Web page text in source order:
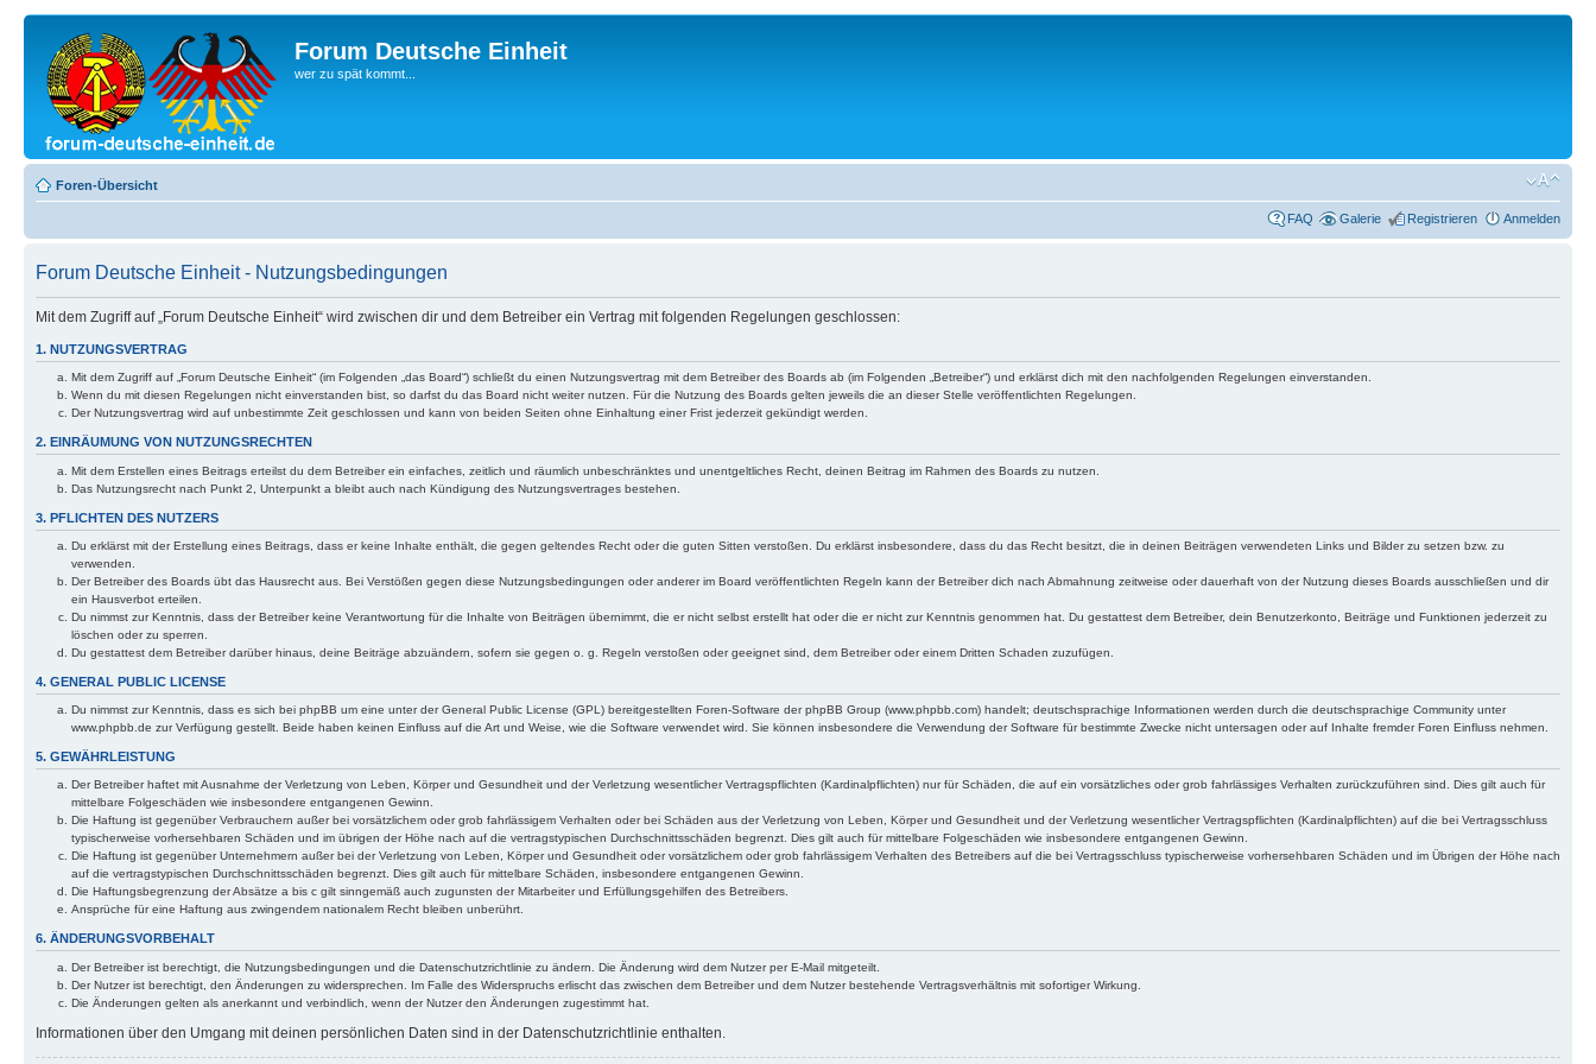
Forum Deutsche Einheit
wer zu spät kommt...
Foren-Übersicht
FAQ Galerie Registrieren Anmelden
Forum Deutsche Einheit - Nutzungsbedingungen
Mit dem Zugriff auf „Forum Deutsche Einheit“ wird zwischen dir und dem Betreiber ein Vertrag mit folgenden Regelungen geschlossen:
1. NUTZUNGSVERTRAG
Mit dem Zugriff auf „Forum Deutsche Einheit“ (im Folgenden „das Board“) schließt du einen Nutzungsvertrag mit dem Betreiber des Boards ab (im Folgenden „Betreiber“) und erklärst dich mit den nachfolgenden Regelungen einverstanden.
Wenn du mit diesen Regelungen nicht einverstanden bist, so darfst du das Board nicht weiter nutzen. Für die Nutzung des Boards gelten jeweils die an dieser Stelle veröffentlichten Regelungen.
Der Nutzungsvertrag wird auf unbestimmte Zeit geschlossen und kann von beiden Seiten ohne Einhaltung einer Frist jederzeit gekündigt werden.
2. EINRÄUMUNG VON NUTZUNGSRECHTEN
Mit dem Erstellen eines Beitrags erteilst du dem Betreiber ein einfaches, zeitlich und räumlich unbeschränktes und unentgeltliches Recht, deinen Beitrag im Rahmen des Boards zu nutzen.
Das Nutzungsrecht nach Punkt 2, Unterpunkt a bleibt auch nach Kündigung des Nutzungsvertrages bestehen.
3. PFLICHTEN DES NUTZERS
Du erklärst mit der Erstellung eines Beitrags, dass er keine Inhalte enthält, die gegen geltendes Recht oder die guten Sitten verstoßen. Du erklärst insbesondere, dass du das Recht besitzt, die in deinen Beiträgen verwendeten Links und Bilder zu setzen bzw. zu
verwenden.
Der Betreiber des Boards übt das Hausrecht aus. Bei Verstößen gegen diese Nutzungsbedingungen oder anderer im Board veröffentlichten Regeln kann der Betreiber dich nach Abmahnung zeitweise oder dauerhaft von der Nutzung dieses Boards ausschließen und dir
ein Hausverbot erteilen.
Du nimmst zur Kenntnis, dass der Betreiber keine Verantwortung für die Inhalte von Beiträgen übernimmt, die er nicht selbst erstellt hat oder die er nicht zur Kenntnis genommen hat. Du gestattest dem Betreiber, dein Benutzerkonto, Beiträge und Funktionen jederzeit zu
löschen oder zu sperren.
Du gestattest dem Betreiber darüber hinaus, deine Beiträge abzuändern, sofern sie gegen o. g. Regeln verstoßen oder geeignet sind, dem Betreiber oder einem Dritten Schaden zuzufügen.
4. GENERAL PUBLIC LICENSE
Du nimmst zur Kenntnis, dass es sich bei phpBB um eine unter der General Public License (GPL) bereitgestellten Foren-Software der phpBB Group (www.phpbb.com) handelt; deutschsprachige Informationen werden durch die deutschsprachige Community unter
www.phpbb.de zur Verfügung gestellt. Beide haben keinen Einfluss auf die Art und Weise, wie die Software verwendet wird. Sie können insbesondere die Verwendung der Software für bestimmte Zwecke nicht untersagen oder auf Inhalte fremder Foren Einfluss nehmen.
5. GEWÄHRLEISTUNG
Der Betreiber haftet mit Ausnahme der Verletzung von Leben, Körper und Gesundheit und der Verletzung wesentlicher Vertragspflichten (Kardinalpflichten) nur für Schäden, die auf ein vorsätzliches oder grob fahrlässiges Verhalten zurückzuführen sind. Dies gilt auch für
mittelbare Folgeschäden wie insbesondere entgangenen Gewinn.
Die Haftung ist gegenüber Verbrauchern außer bei vorsätzlichem oder grob fahrlässigem Verhalten oder bei Schäden aus der Verletzung von Leben, Körper und Gesundheit und der Verletzung wesentlicher Vertragspflichten (Kardinalpflichten) auf die bei Vertragsschluss
typischerweise vorhersehbaren Schäden und im übrigen der Höhe nach auf die vertragstypischen Durchschnittsschäden begrenzt. Dies gilt auch für mittelbare Folgeschäden wie insbesondere entgangenen Gewinn.
Die Haftung ist gegenüber Unternehmern außer bei der Verletzung von Leben, Körper und Gesundheit oder vorsätzlichem oder grob fahrlässigem Verhalten des Betreibers auf die bei Vertragsschluss typischerweise vorhersehbaren Schäden und im Übrigen der Höhe nach
auf die vertragstypischen Durchschnittsschäden begrenzt. Dies gilt auch für mittelbare Schäden, insbesondere entgangenen Gewinn.
Die Haftungsbegrenzung der Absätze a bis c gilt sinngemäß auch zugunsten der Mitarbeiter und Erfüllungsgehilfen des Betreibers.
Ansprüche für eine Haftung aus zwingendem nationalem Recht bleiben unberührt.
6. ÄNDERUNGSVORBEHALT
Der Betreiber ist berechtigt, die Nutzungsbedingungen und die Datenschutzrichtlinie zu ändern. Die Änderung wird dem Nutzer per E-Mail mitgeteilt.
Der Nutzer ist berechtigt, den Änderungen zu widersprechen. Im Falle des Widerspruchs erlischt das zwischen dem Betreiber und dem Nutzer bestehende Vertragsverhältnis mit sofortiger Wirkung.
Die Änderungen gelten als anerkannt und verbindlich, wenn der Nutzer den Änderungen zugestimmt hat.
Informationen über den Umgang mit deinen persönlichen Daten sind in der Datenschutzrichtlinie enthalten.